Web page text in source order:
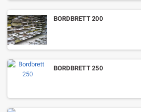
BORDBRETT 200
BORDBRETT 250